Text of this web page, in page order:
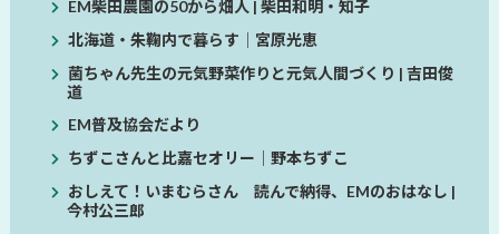
EM柴田農園の50から畑人 | 柴田和明・知子
北海道・朱鞠内で暮らす│宮原光恵
菌ちゃん先生の元気野菜作りと元気人間づくり | 吉田俊
道
EM普及協会だより
ちずこさんと比嘉セオリー│野本ちずこ
おしえて！いまむらさん 読んで納得、EMのおはなし |
今村公三郎